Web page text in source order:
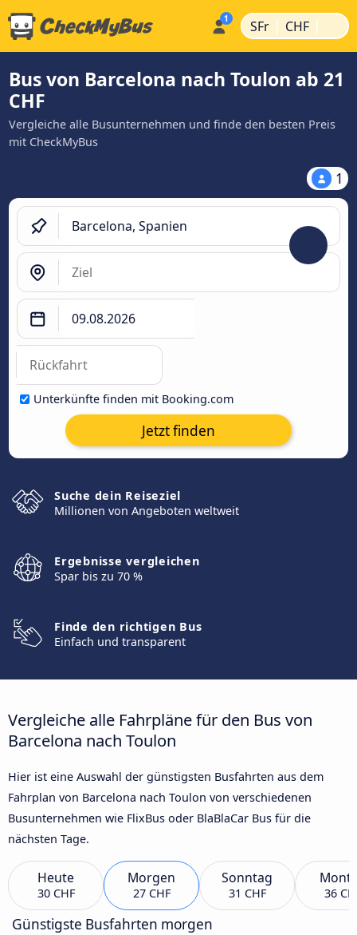
SFr | CHF |
Bus von Barcelona nach Toulon ab 21
CHF
Vergleiche alle Busunternehmen und finde den besten Preis
mit CheckMyBus
1
Unterkünfte finden mit Booking.com
Jetzt finden
Suche dein Reiseziel
Millionen von Angeboten weltweit
Ergebnisse vergleichen
Spar bis zu 70 %
Finde den richtigen Bus
Einfach und transparent
Vergleiche alle Fahrpläne für den Bus von
Barcelona nach Toulon
Hier ist eine Auswahl der günstigsten Busfahrten aus dem
Fahrplan von Barcelona nach Toulon von verschiedenen
Busunternehmen wie FlixBus oder BlaBlaCar Bus für die
nächsten Tage.
Heute
30 CHF
Morgen
27 CHF
Sonntag
31 CHF 36
Günstigste Busfahrten morgen